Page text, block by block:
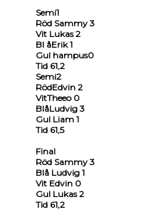
Semi1
Röd Sammy 3
Vit Lukas 2
Bl åErik 1
Gul hampus0
Tid 61,2
Semi2
RödEdvin 2
VitTheeo 0
BlåLudvig 3
Gul Liam 1
Tid 61,5
Final
Röd Sammy 3
Blå Ludvig 1
Vit Edvin 0
Gul Lukas 2
Tid 61,2